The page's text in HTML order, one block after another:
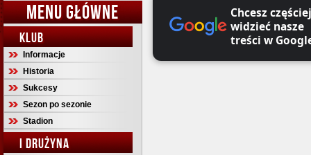
MENU GŁÓWNE
KLUB
Informacje
Historia
Sukcesy
Sezon po sezonie
Stadion
I DRUŻYNA
Chcesz częściej
widzieć nasze
treści w